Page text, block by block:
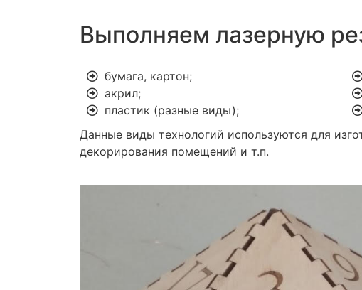
Выполняем лазерную
бумага, картон;
акрил;
пластик (разные виды);
Данные виды технологий используются для
декорирования помещений и т.п.